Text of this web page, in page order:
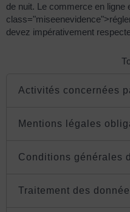
de nuit. Le commerce en ligne
devez impérativement
Activités concernées
Mentions légales
Conditions générales
Traitement des